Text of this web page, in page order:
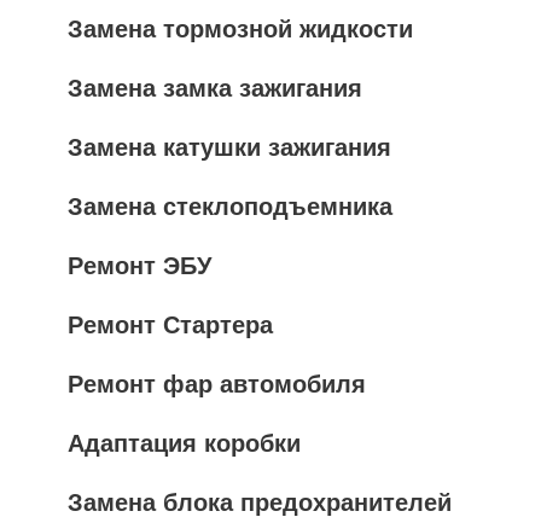
Замена тормозной жидкости
Замена замка зажигания
Замена катушки зажигания
Замена стеклоподъемника
Ремонт ЭБУ
Ремонт Стартера
Ремонт фар автомобиля
Адаптация коробки
Замена блока предохранителей